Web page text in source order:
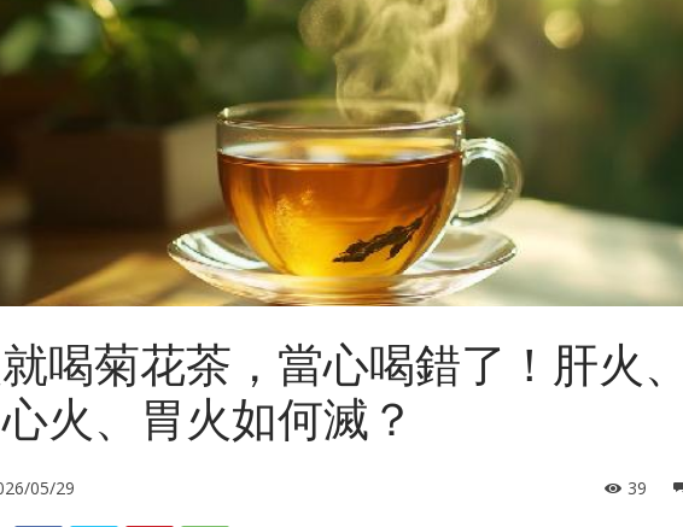
喝菊花茶，當心喝錯了！肝火、
火、胃火如何滅？
05/29 39